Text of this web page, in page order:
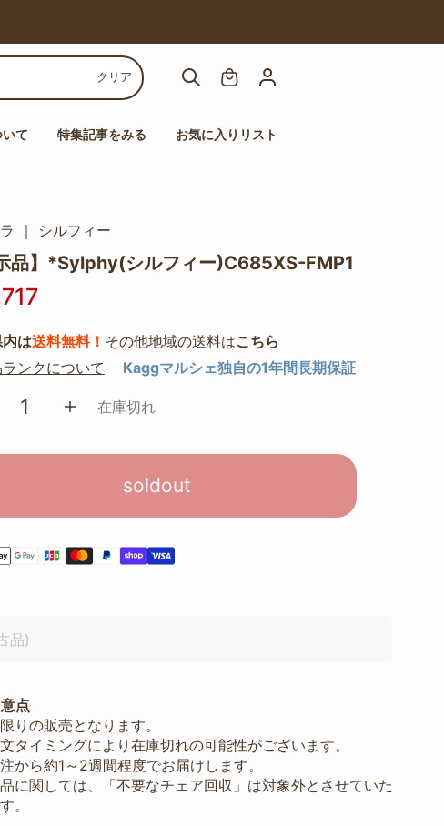
クリア
て 特集記事をみる お気に入りリスト
｜ シルフィー
品】*Sylphy(シルフィー)C685XS-FMP1
は送料無料！ その他地域の送料はこちら
ンクについて
Kaggマルシェ独自の1年間長期保証
在庫切れ
soldout
品)
点
りの販売となります。
タイミングにより在庫切れの可能性がございます。
注から約1～2週間程度でお届けします。
品に関しては、「不要なチェア回収」は対象外とさせていた
。